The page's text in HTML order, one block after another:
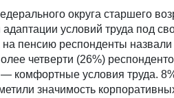
округа старшего
условий труда под
пенсию респонденты назвали
четверти (26%)
комфортные условия труда.
значимость